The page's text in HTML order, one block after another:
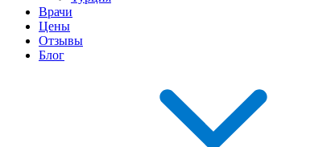
Врачи
Цены
Отзывы
Блог